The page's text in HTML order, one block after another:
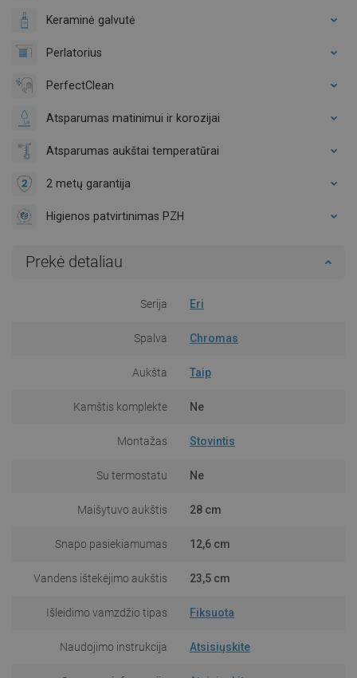
Keraminė galvutė
Perlatorius
PerfectClean
Atsparumas matinimui ir korozijai
Atsparumas aukštai temperatūrai
2 metų garantija
Higienos patvirtinimas PZH
Prekė detaliau
Serija Eri
Spalva Chromas
Aukšta Taip
Kamštis komplekte Ne
Montažas Stovintis
Su termostatu Ne
Maišytuvo aukštis 28 cm
Snapo pasiekiamumas 12,6 cm
Vandens ištekėjimo aukštis 23,5 cm
Išleidimo vamzdžio tipas Fiksuota
Naudojimo instrukcija Atsisiųskite